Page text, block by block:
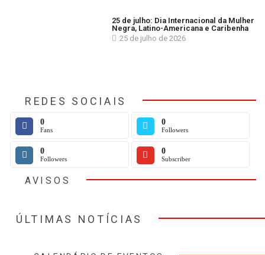
25 de julho: Dia Internacional da Mulher
Negra, Latino-Americana e Caribenha
25 de julho de 2026
REDES SOCIAIS
0
Fans
0
Followers
0
Followers
0
Subscriber
AVISOS
ÚLTIMAS NOTÍCIAS